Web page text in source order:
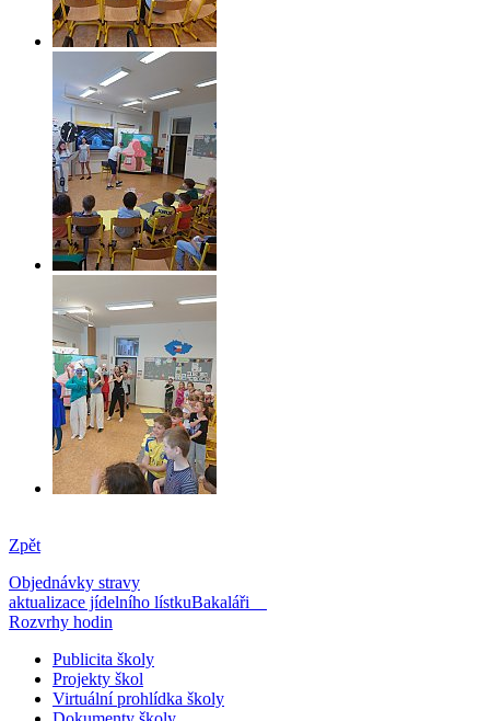
Zpět
Objednávky stravy
aktualizace jídelního lístkuBakaláři
Rozvrhy hodin
Publicita školy
Projekty škol
Virtuální prohlídka školy